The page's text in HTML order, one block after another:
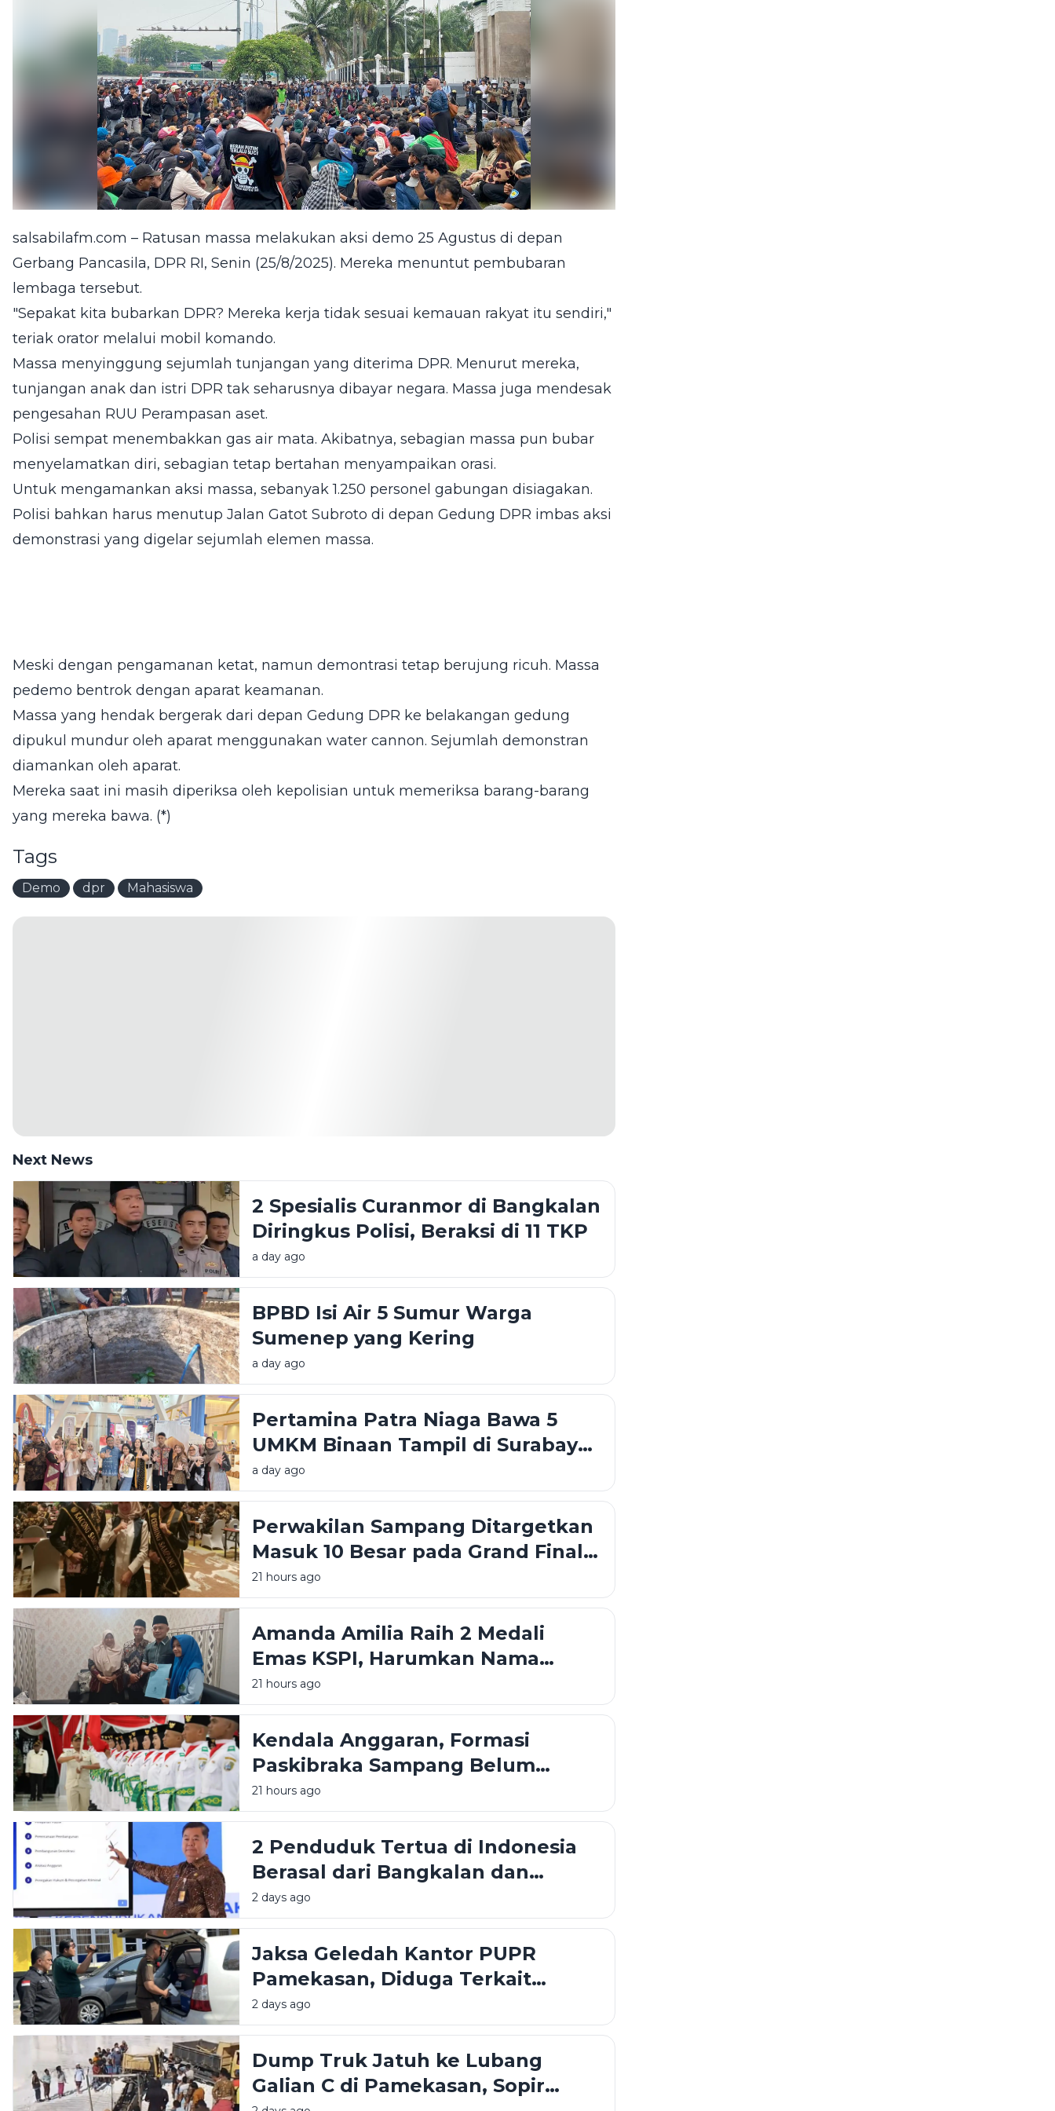
salsabilafm.com – Ratusan massa melakukan aksi demo 25 Agustus di depan
Gerbang Pancasila, DPR RI, Senin (25/8/2025). Mereka menuntut pembubaran
lembaga tersebut.
"Sepakat kita bubarkan DPR? Mereka kerja tidak sesuai kemauan rakyat itu sendiri,"
teriak orator melalui mobil komando.
Massa menyinggung sejumlah tunjangan yang diterima DPR. Menurut mereka,
tunjangan anak dan istri DPR tak seharusnya dibayar negara. Massa juga mendesak
pengesahan RUU Perampasan aset.
Polisi sempat menembakkan gas air mata. Akibatnya, sebagian massa pun bubar
menyelamatkan diri, sebagian tetap bertahan menyampaikan orasi.
Untuk mengamankan aksi massa, sebanyak 1.250 personel gabungan disiagakan.
Polisi bahkan harus menutup Jalan Gatot Subroto di depan Gedung DPR imbas aksi
demonstrasi yang digelar sejumlah elemen massa.
Meski dengan pengamanan ketat, namun demontrasi tetap berujung ricuh. Massa
pedemo bentrok dengan aparat keamanan.
Massa yang hendak bergerak dari depan Gedung DPR ke belakangan gedung
dipukul mundur oleh aparat menggunakan water cannon. Sejumlah demonstran
diamankan oleh aparat.
Mereka saat ini masih diperiksa oleh kepolisian untuk memeriksa barang-barang
yang mereka bawa. (*)
Tags
Demo dpr Mahasiswa
Next News
2 Spesialis Curanmor di Bangkalan
Diringkus Polisi, Beraksi di 11 TKP
a day ago
BPBD Isi Air 5 Sumur Warga
Sumenep yang Kering
a day ago
Pertamina Patra Niaga Bawa 5
UMKM Binaan Tampil di Surabaya
Great Expo 2026
a day ago
Perwakilan Sampang Ditargetkan
Masuk 10 Besar pada Grand Final
Raka Raki Jatim 2026
21 hours ago
Amanda Amilia Raih 2 Medali
Emas KSPI, Harumkan Nama
Sampang di Tingkat Nasional
21 hours ago
Kendala Anggaran, Formasi
Paskibraka Sampang Belum
Penuhi Komposisi 17-8-45
21 hours ago
2 Penduduk Tertua di Indonesia
Berasal dari Bangkalan dan
Pamekasan
2 days ago
Jaksa Geledah Kantor PUPR
Pamekasan, Diduga Terkait
Proyek Jalan Rp 3,7 Miliar.
2 days ago
Dump Truk Jatuh ke Lubang
Galian C di Pamekasan, Sopir